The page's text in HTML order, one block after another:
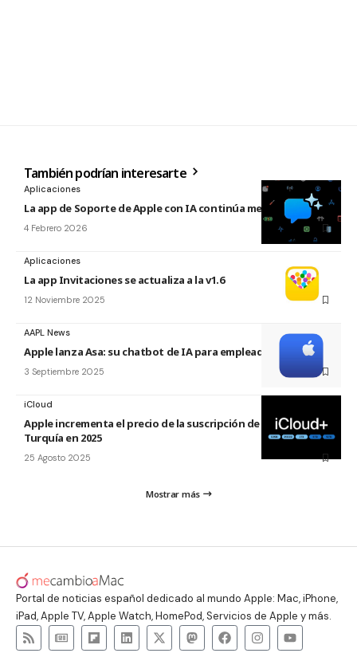
También podrían interesarte
Aplicaciones
La app de Soporte de Apple con IA continúa mejorando
4 Febrero 2026
Aplicaciones
La app Invitaciones se actualiza a la v1.6
12 Noviembre 2025
AAPL News
Apple lanza Asa: su chatbot de IA para empleados minoristas
3 Septiembre 2025
iCloud
Apple incrementa el precio de la suscripción de iCloud+ en
Turquía en 2025
25 Agosto 2025
Mostrar más
Portal de noticias español dedicado al mundo Apple: Mac, iPhone,
iPad, Apple TV, Apple Watch, HomePod, Servicios de Apple y más.